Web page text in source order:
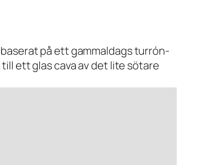
på ett gammaldags turrón-
ett glas cava av det lite sötare